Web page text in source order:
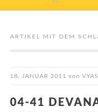
ARTIKEL MIT DEM
18. JANUAR 2011 von
04-41